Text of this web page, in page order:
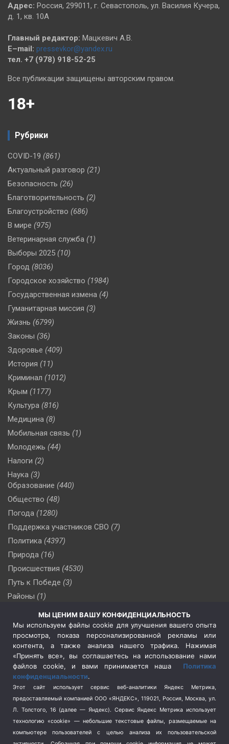
Адрес: Россия, 299011, г. Севастополь, ул. Василия Кучера,
д. 1, кв. 10А
Главный редактор: Мацкевич А.В.
E–mail: pressevkor@yandex.ru
тел. +7 (978) 918-52-25
Все публикации защищены авторским правом.
18+
Рубрики
COVID-19 (861)
Актуальный разговор (21)
Безопасность (26)
Благотворительность (2)
Благоустройство (686)
В мире (975)
Ветеринарная служба (1)
Выборы 2025 (10)
Город (8036)
Городское хозяйство (1984)
Государственная измена (4)
Гуманитарная миссия (3)
Жизнь (6799)
Законы (36)
Здоровье (409)
История (11)
Криминал (1012)
Крым (1177)
Культура (816)
Медицина (8)
Мобильная связь (1)
Молодежь (44)
Налоги (2)
Наука (3)
Образование (440)
Общество (48)
Погода (1280)
Поддержка участников СВО (7)
Политика (4397)
Природа (16)
Происшествия (4530)
Путь к Победе (3)
Районы (1)
Сельское хозяйство (3)
Социальная политика
(3)
Спецоперация в Украине
Спецоперация на Украине
(404)
Спорт (740)
Терроризм (1)
Транспорт (262)
Туризм (178)
МЫ ЦЕНИМ ВАШУ КОНФИДЕНЦИАЛЬНОСТЬ
Мы используем файлы cookie для улучшения вашего опыта
просмотра, показа персонализированной рекламы или
контента, а также анализа нашего трафика. Нажимая
«Принять все», вы соглашаетесь на использование нами
файлов cookie, и вами принимается наша Политика
конфиденциальности.
Этот сайт использует сервис веб-аналитики Яндекс Метрика,
предоставляемый компанией ООО «ЯНДЕКС», 119021, Россия, Москва, ул.
Л. Толстого, 16 (далее — Яндекс). Сервис Яндекс Метрика использует
технологию «cookie» — небольшие текстовые файлы, размещаемые на
компьютере пользователей с целью анализа их пользовательской